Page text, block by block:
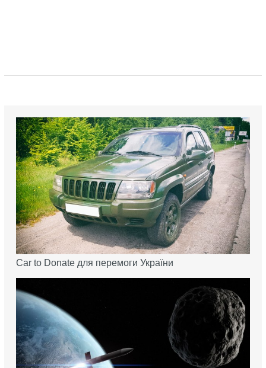
Car to Donate для перемоги України